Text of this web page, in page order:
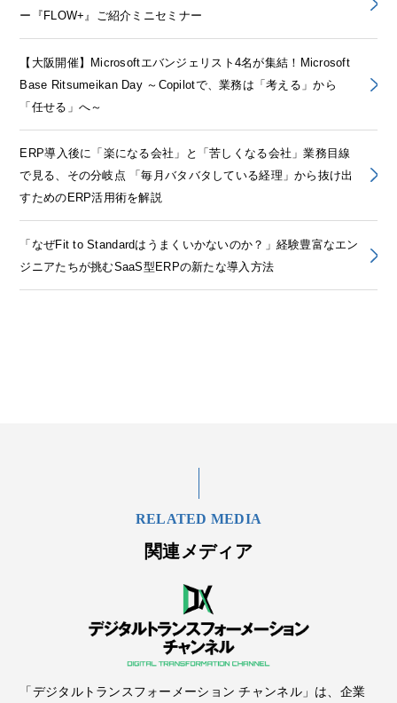
ー『FLOW+』ご紹介ミニセミナー
【大阪開催】Microsoftエバンジェリスト4名が集結！Microsoft
Base Ritsumeikan Day ～Copilotで、業務は「考える」から
「任せる」へ～
ERP導入後に「楽になる会社」と「苦しくなる会社」業務目線
で見る、その分岐点 「毎月バタバタしている経理」から抜け出
すためのERP活用術を解説
「なぜFit to Standardはうまくいかないのか？」経験豊富なエン
ジニアたちが挑むSaaS型ERPの新たな導入方法
RELATED MEDIA
関連メディア
「デジタルトランスフォーメーション チャンネル」は、企業